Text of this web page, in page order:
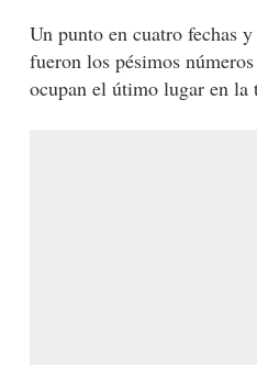
Un punto en cuatro fechas
fueron los pésimos
ocupan el útimo lugar en la